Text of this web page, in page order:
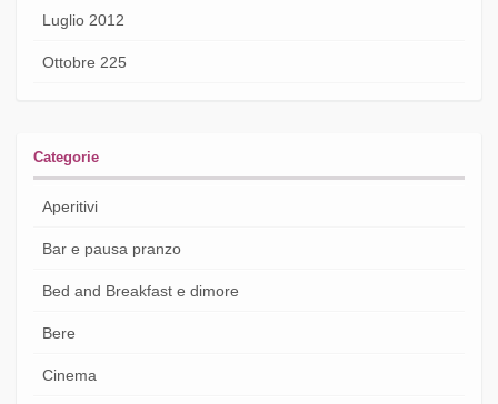
Luglio 2012
Ottobre 225
Categorie
Aperitivi
Bar e pausa pranzo
Bed and Breakfast e dimore
Bere
Cinema